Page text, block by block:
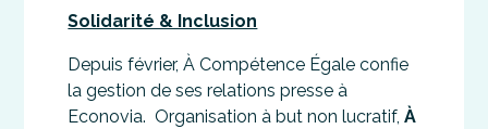
Solidarité & Inclusion
Depuis février, À Compétence Égale confie
la gestion de ses relations presse à
Econovia. Organisation à but non lucratif,À